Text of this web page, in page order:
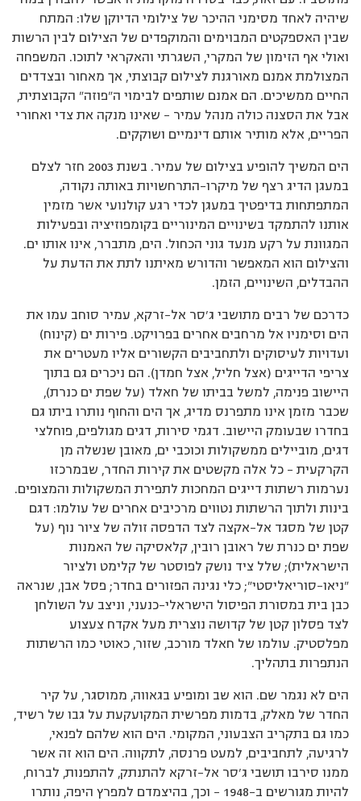
שיהיה לאחד מסימני ההיכר של צילומי הדיוקן שלו: המתח
שבין האספקטים המבוימים והמוקפדים של הצילום לבין הרשות
ואולי אף הזימון של המקרי, השגרתי והאקראי לתוכו. המשפחה
המצולמת אמנם מאורגנת לצילום קבוצתי, אך מאחור ובצדדים
החיים ממשיכים. הם אמנם שותפים לבימוי ה"פוזה" הקבוצתית,
אבל את הסצנה כולה מנהל עמיר – שאינו מנקה את צדי ואחורי
הפריים, אלא מותיר אותם דינמיים ושוקקים.
הים המשיך להופיע בצילום של עמיר. בשנת 2003 חזר לצלם
במעגן הדיג רצף של מיקרו-התרחשויות באותה נקודה,
המתפתחות בדיפטיך במעגן לכדי רגע קולנועי אשר מזמין
אותנו להתמקד בשינויים המינוריים בקומפוזיציה ובפעילות
המגוונת על רקע מנעד גוני הכחול. הים, מתברר, אינו אותו ים.
והצילום הוא המאפשר והדורש מאיתנו לתת את הדעת על
ההבדלים, השינויים, הזמן.
כדרכם של רבים מתושבי ג’סר אל-זרקא, עמיר סוחב עמו את
הים וסימניו אל מרחבים אחרים בפרויקט. פירות ים (קינוח)
ועדויות לעיסוקים ולתחביבים הקשורים אליו מעטרים את
צריפי הדייגים (אצל חליל, אצל חמדן). הם ניכרים גם בתוך
היישוב פנימה, למשל בביתו של חאלד (על שפת ים כנרת),
שכבר מזמן אינו מתפרנס מדיג, אך הים והחוף נותרו ביתו גם
בחדרו שבעומק היישוב. דגמי סירות, דגים מגולפים, פוחלצי
דגים, מוביילים ממשקולות וכוכבי ים, מאובן שנשלה מן
הקרקעית – כל אלה מקשטים את קירות החדר, שבמרכזו
נערמות רשתות דייגים המחכות לתפירת המשקולות והמצופים.
בינות ולתוך הרשתות נטווים מרכיבים אחרים של עולמו: דגם
קטן של מסגד אל-אקצה לצד הדפסה זולה של ציור נוף (על
שפת ים כנרת של ראובן רובין, קלאסיקה של האמנות
הישראלית); שלל ציד נושק לפוסטר של קלימט ולציור
"ניאו-סוריאליסטי"; כלי נגינה הפזורים בחדר; פסל אבן, שנראה
כבן בית במסורת הפיסול הישראלי-כנעני, וניצב על השולחן
לצד פסלון קטן של קדושה נוצרית מעל אקדח צעצוע
מפלסטיק. עולמו של חאלד מורכב, שזור, כאוטי כמו הרשתות
הנתפרות בתהליך.
הים לא נגמר שם. הוא שב ומופיע בגאווה, ממוסגר, על קיר
החדר של מאלק, בדמות מפרשית המקועקעת על גבו של רשיד,
כמו גם בתקריב הצבעוני, המקומי. הים הוא שלהם לפנאי,
לרגיעה, לתחביבים, למעט פרנסה, לתקווה. הים הוא זה אשר
ממנו סירבו תושבי ג’סר אל-זרקא להתנתק, להתפנות, לברוח,
להיות מגורשים ב-1948 – וכך, בהיצמדם למפרץ היפה, נותרו